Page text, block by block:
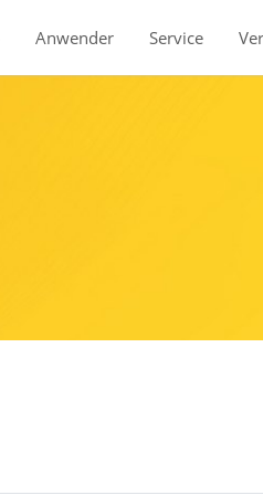
Anwender Service